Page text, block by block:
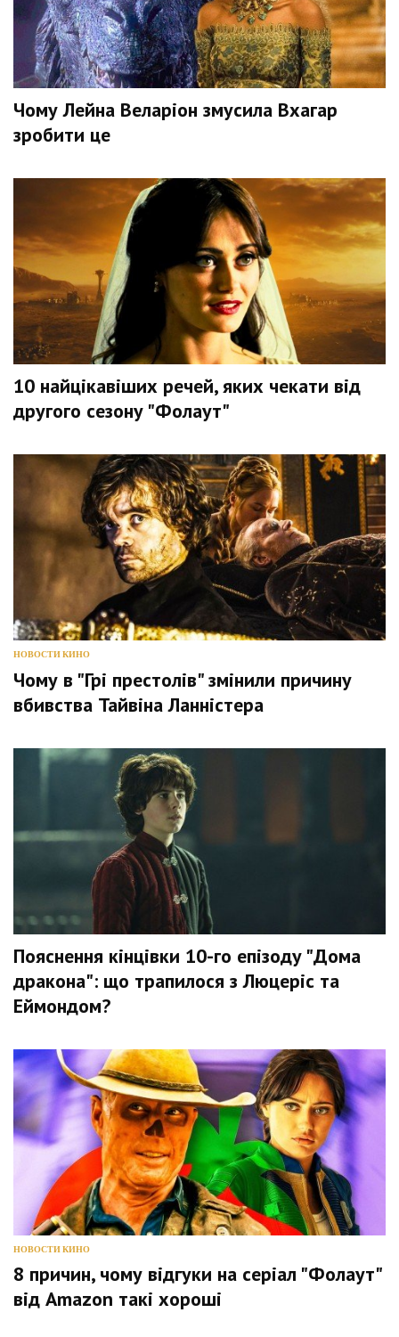
Чому Лейна Веларіон змусила Вхагар
зробити це
10 найцікавіших речей, яких чекати від
другого сезону "Фолаут"
НОВОСТИ КИНО
Чому в "Грі престолів" змінили причину
вбивства Тайвіна Ланністера
Пояснення кінцівки 10-го епізоду "Дома
дракона": що трапилося з Люцеріс та
Еймондом?
НОВОСТИ КИНО
8 причин, чому відгуки на серіал "Фолаут"
від Amazon такі хороші